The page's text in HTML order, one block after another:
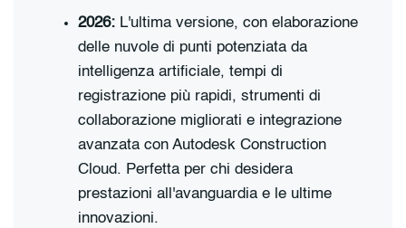
2026: L'ultima versione, con elaborazione
delle nuvole di punti potenziata da
intelligenza artificiale, tempi di
registrazione più rapidi, strumenti di
collaborazione migliorati e integrazione
avanzata con Autodesk Construction
Cloud. Perfetta per chi desidera
prestazioni all'avanguardia e le ultime
innovazioni.